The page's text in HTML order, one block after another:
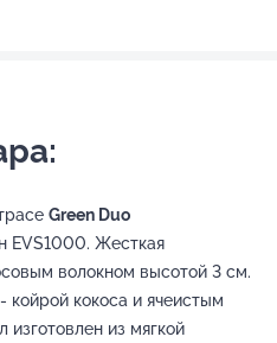
Green Duo
EVS1000. Жесткая
волокном высотой 3 см.
койрой кокоса и ячеистым
из мягкой